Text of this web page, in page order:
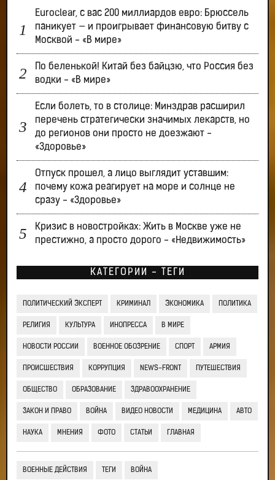
Euroclear, с вас 200 миллиардов евро: Брюссель
паникует — и проигрывает финансовую битву с
Москвой - «В мире»
По беленькой! Китай без байцзю, что Россия без
водки - «В мире»
Если болеть, то в столице: Минздрав расширил
перечень стратегически значимых лекарств, но
до регионов они просто не доезжают -
«Здоровье»
Отпуск прошел, а лицо выглядит уставшим:
почему кожа реагирует на море и солнце не
сразу - «Здоровье»
Кризис в новостройках: Жить в Москве уже не
престижно, а просто дорого - «Недвижимость»
КАТЕГОРИИ - ТЕГИ
ПОЛИТИЧЕСКИЙ ЭКСПЕРТ КРИМИНАЛ ЭКОНОМИКА ПОЛИТИКА
РЕЛИГИЯ КУЛЬТУРА ИНОПРЕССА В МИРЕ
НОВОСТИ РОССИИ ВОЕННОЕ ОБОЗРЕНИЕ СПОРТ АРМИЯ
ПРОИСШЕСТВИЯ КОРРУПЦИЯ NEWS-FRONT ПУТЕШЕСТВИЯ
ОБЩЕСТВО ОБРАЗОВАНИЕ ЗДРАВООХРАНЕНИЕ
ЗАКОН И ПРАВО ВОЙНА ВИДЕО НОВОСТИ МЕДИЦИНА АВТО
НАУКА МНЕНИЯ ФОТО СТАТЬИ ГЛАВНАЯ
ВОЕННЫЕ ДЕЙСТВИЯ ТЕГИ ВОЙНА